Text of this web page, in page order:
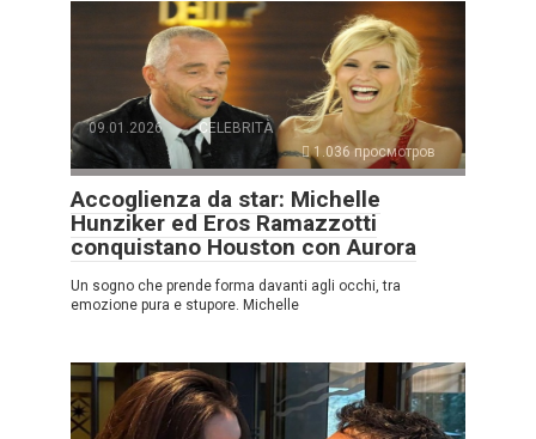
09.01.2026
CELEBRITÀ
1.036 просмотров
Accoglienza da star: Michelle
Hunziker ed Eros Ramazzotti
conquistano Houston con Aurora
Un sogno che prende forma davanti agli occhi, tra
emozione pura e stupore. Michelle